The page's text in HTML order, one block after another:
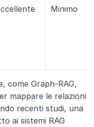
Minimo
come Graph-RAG,
mappare le relazioni
recenti studi, una
ai sistemi RAG